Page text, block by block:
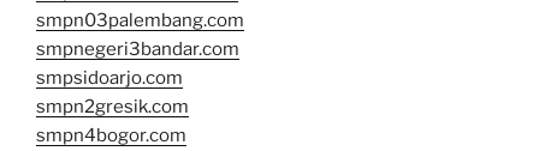
smpn03palembang.com
smpnegeri3bandar.com
smpsidoarjo.com
smpn2gresik.com
smpn4bogor.com